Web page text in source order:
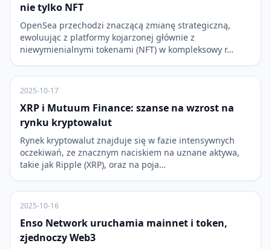
nie tylko NFT
OpenSea przechodzi znaczącą zmianę strategiczną,
ewoluując z platformy kojarzonej głównie z
niewymienialnymi tokenami (NFT) w kompleksowy r…
2025-10-17
XRP i Mutuum Finance: szanse na wzrost na
rynku kryptowalut
Rynek kryptowalut znajduje się w fazie intensywnych
oczekiwań, ze znacznym naciskiem na uznane aktywa,
takie jak Ripple (XRP), oraz na poja…
2025-10-16
Enso Network uruchamia mainnet i token,
zjednoczy Web3